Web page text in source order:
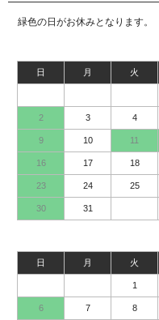
緑色の日がお休みとなります。
日 月 火
2 3 4
9 10 11
16 17 18
23 24 25
30 31
日 月 火
1
6 7 8